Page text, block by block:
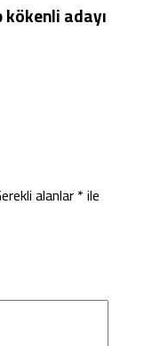
kökenli adayı
alanlar*ile